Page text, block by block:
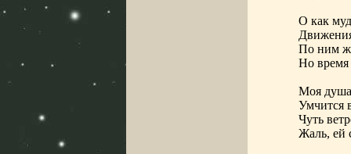
О как
По ним
Но время
Моя
Умчится
Чуть
Жаль, ей